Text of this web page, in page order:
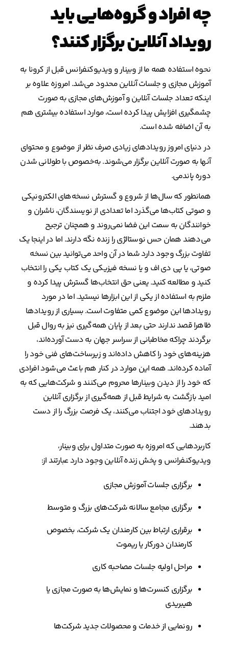
چه افراد و گروه‌هایی باید
رویداد آنلاین برگزار کنند؟
نحوه استفاده همه ما از وبینار و ویدیوکنفرانس قبل از کرونا به
آموزش مجازی و جلسات آنلاین محدود می‌شد. امروزه علاوه بر
اینکه تعداد جلسات آنلاین و آموزش‌های مجازی به صورت
چشمگیری افزایش پیدا کرده است، موارد استفاده بیشتری هم
به آن اضافه شده است.
در دنیای امروز رویدادهای زیادی صرف نظر از موضوع و محتوای
آنها به صورت آنلاین برگزار می‌شوند. به‌خصوص با طولانی شدن
دوره پاندمی.
همانطور که سال‌ها از شروع و گسترش نسخه‌های الکترونیکی
و صوتی کتاب‌ها می‌گذرد اما تعدادی از نویسندگان، ناشران و
خوانندگان به سمت این فضا نمی‌روند و همچنان ترجیح
می‌دهند همان حس نوستالژی را زنده نگه دارند. اما در اینجا یک
تفاوت بزرگ وجود دارد شما در آن واحد می‌توانید بین نسخه
صوتی، یا پی دی اف و یا نسخه فیزیکی یک کتاب یکی را انتخاب
کنید و مطالعه کنید. یعنی حق انتخاب‌ها گسترش پیدا کرده و
ملزم به استفاده از یکی از این ابزارها نیستید. اما در مورد
رویدادها این موضوع کمی متفاوت است. بسیاری از رویدادها
ظاهرا قصد ندارند حتی بعد از پایان همه‌گیری نیز به روال قبل
برگردند چراکه مخاطبانی از سراسر جهان به دست آورده‌اند،
هزینه‌های خود را کاهش داده‌اند و زیرساخت‌های فنی خود را
آماده کرده‌اند. همه این موارد در کنار هم باعث می‌شود افرادی
که خود را از دیدن وبینارها محروم می‌کنند و شرکت‌هایی که به
امید بازگشت به شرایط قبل از همه‌گیری از برگزاری آنلاین
رویدادهای خود اجتناب می‌کنند، یک فرصت بزرگ را از دست
بدهند.
کاربردهایی که امروزه به صورت متداول برای وبینار،
ویدیوکنفرانس و پخش زنده آنلاین وجود دارد عبارتند از:
برگزاری جلسات آموزش مجازی
برگزاری مجامع سالانه شرکت‌های بزرگ و متوسط
برقراری ارتباط بین کارمندان یک شرکت، بخصوص
کارمندان دورکار یا ریموت
مراحل اولیه جلسات مصاحبه کاری
برگزاری کنسرت‌ها و نمایش‌ها به صورت مجازی یا
هیبریدی
رونمایی از خدمات و محصولات جدید شرکت‌ها